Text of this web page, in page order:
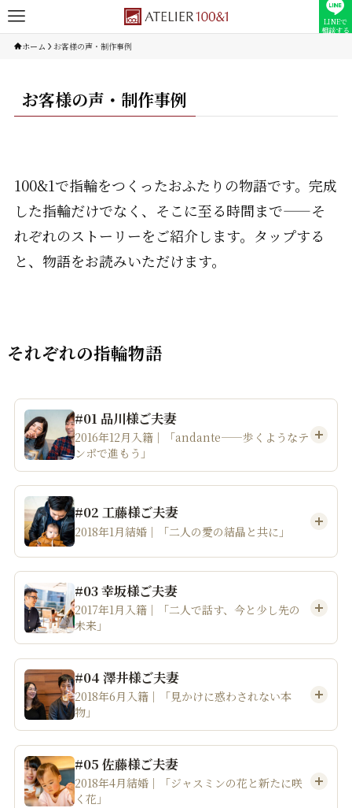
LINEで
相談する
ホーム お客様の声・制作事例
お客様の声・制作事例
100&1で指輪をつくったおふたりの物語です。完成
した指輪だけでなく、そこに至る時間まで——そ
れぞれのストーリーをご紹介します。タップする
と、物語をお読みいただけます。
それぞれの指輪物語
#01 品川様ご夫妻
2016年12月入籍｜「andante——歩くようなテ
ンポで進もう」
#02 工藤様ご夫妻
2018年1月結婚｜「二人の愛の結晶と共に」
#03 幸坂様ご夫妻
2017年1月入籍｜「二人で話す、今と少し先の
未来」
#04 澤井様ご夫妻
2018年6月入籍｜「見かけに惑わされない本
物」
#05 佐藤様ご夫妻
2018年4月結婚｜「ジャスミンの花と新たに咲
く花」